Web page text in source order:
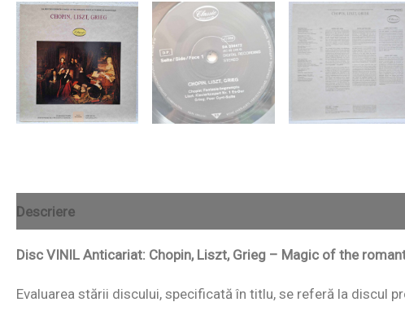
Descriere
Disc VINIL Anticariat: Chopin, Liszt, Grieg – Magic of the
Evaluarea stării discului, specificată în titlu, se referă la discul